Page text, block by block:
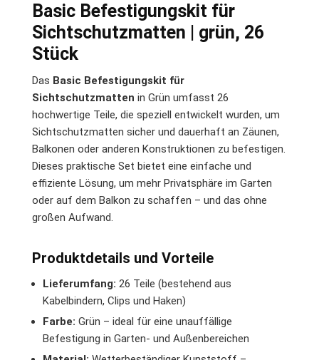
Basic Befestigungskit für
Sichtschutzmatten | grün, 26
Stück
Das Basic Befestigungskit für
Sichtschutzmatten in Grün umfasst 26
hochwertige Teile, die speziell entwickelt wurden, um
Sichtschutzmatten sicher und dauerhaft an Zäunen,
Balkonen oder anderen Konstruktionen zu befestigen.
Dieses praktische Set bietet eine einfache und
effiziente Lösung, um mehr Privatsphäre im Garten
oder auf dem Balkon zu schaffen – und das ohne
großen Aufwand.
Produktdetails und Vorteile
Lieferumfang: 26 Teile (bestehend aus
Kabelbindern, Clips und Haken)
Farbe: Grün – ideal für eine unauffällige
Befestigung in Garten- und Außenbereichen